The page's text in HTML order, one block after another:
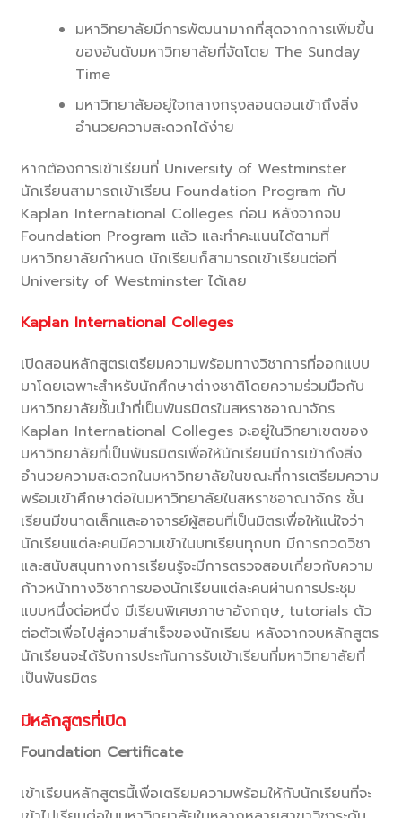
มหาวิทยาลัยมีการพัฒนามากที่สุดจากการเพิ่มขึ้น
ของอันดับมหาวิทยาลัยที่จัดโดย The Sunday
Time
มหาวิทยาลัยอยู่ใจกลางกรุงลอนดอนเข้าถึงสิ่ง
อำนวยความสะดวกได้ง่าย
หากต้องการเข้าเรียนที่ University of Westminster
นักเรียนสามารถเข้าเรียน Foundation Program กับ
Kaplan International Colleges ก่อน หลังจากจบ
Foundation Program แล้ว และทำคะแนนได้ตามที่
มหาวิทยาลัยกำหนด นักเรียนก็สามารถเข้าเรียนต่อที่
University of Westminster ได้เลย
Kaplan International Colleges
เปิดสอนหลักสูตรเตรียมความพร้อมทางวิชาการที่ออกแบบ
มาโดยเฉพาะสำหรับนักศึกษาต่างชาติโดยความร่วมมือกับ
มหาวิทยาลัยชั้นนำที่เป็นพันธมิตรในสหราชอาณาจักร
Kaplan International Colleges จะอยู่ในวิทยาเขตของ
มหาวิทยาลัยที่เป็นพันธมิตรเพื่อให้นักเรียนมีการเข้าถึงสิ่ง
อำนวยความสะดวกในมหาวิทยาลัยในขณะที่การเตรียมความ
พร้อมเข้าศึกษาต่อในมหาวิทยาลัยในสหราชอาณาจักร ชั้น
เรียนมีขนาดเล็กและอาจารย์ผู้สอนที่เป็นมิตรเพื่อให้แน่ใจว่า
นักเรียนแต่ละคนมีความเข้าในบทเรียนทุกบท มีการกวดวิชา
และสนับสนุนทางการเรียนรู้จะมีการตรวจสอบเกี่ยวกับความ
ก้าวหน้าทางวิชาการของนักเรียนแต่ละคนผ่านการประชุม
แบบหนึ่งต่อหนึ่ง มีเรียนพิเศษภาษาอังกฤษ, tutorials ตัว
ต่อตัวเพื่อไปสู่ความสำเร็จของนักเรียน หลังจากจบหลักสูตร
นักเรียนจะได้รับการประกันการรับเข้าเรียนที่มหาวิทยาลัยที่
เป็นพันธมิตร
มีหลักสูตรที่เปิด
Foundation Certificate
เข้าเรียนหลักสูตรนี้เพื่อเตรียมความพร้อมให้กับนักเรียนที่จะ